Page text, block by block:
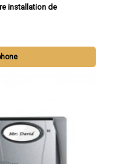
installation de